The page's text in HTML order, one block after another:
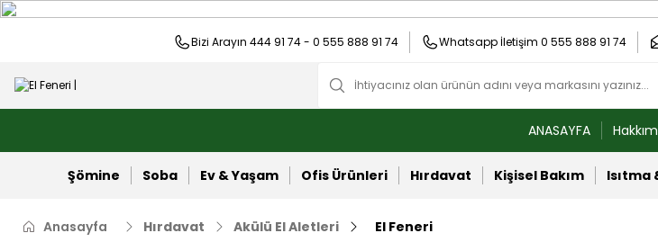
Bizi Arayın 444 91 74 - 0 555 888 91 74 Whatsapp İletişim 0 555 888 91 74
ANASAYFA
Şömine Soba Ev & Yaşam Ofis Ürünleri Hırdavat Kişisel Bakım Isıtma
Anasayfa Hırdavat Akülü El Aletleri El Feneri